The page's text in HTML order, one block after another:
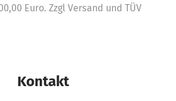
Euro. Zzgl Versand und TÜV
Kontakt